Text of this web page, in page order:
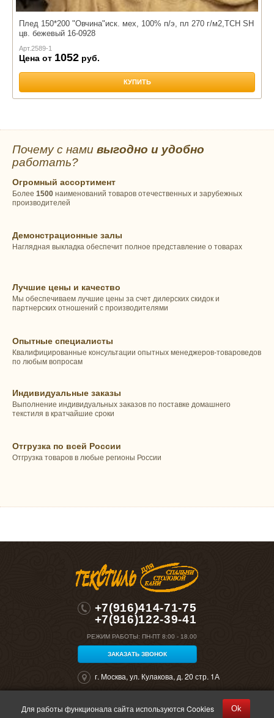
Плед 150*200 "Овчина"иск. мех, 100% п/э, пл 270 г/м2,TCH SH
цв. бежевый 16-0928
Арт.2589-1
Цена от 1052 руб.
КУПИТЬ
Почему с нами выгодно и удобно
работать?
Огромный ассортимент
Более 1500 наименований товаров отечественных и зарубежных
производителей
Демонстрационные залы
Наглядная выкладка обеспечит полное представление о товарах
Лучшие цены и качество
Мы обеспечиваем лучшие цены за счет дилерских скидок и
партнерских отношений с производителями
Опытные специалисты
Квалифицированные консультации опытных менеджеров-товароведов
по любым вопросам
Индивидуальные заказы
Выполнение индивидуальных заказов по поставке домашнего
текстиля в кратчайшие сроки
Отгрузка по всей России
Отгрузка товаров в любые регионы России
+7(916)414-71-75
+7(916)122-39-41
РЕЖИМ РАБОТЫ: ПН-ПТ 8:00 - 18.00
ЗАКАЗАТЬ ЗВОНОК
г. Москва, ул. Кулакова, д. 20 стр. 1А
©2026 "Полокрон". Все права защищены
Для работы функционала сайта используются Cookies Ok